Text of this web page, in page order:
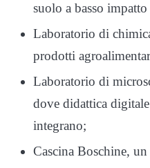
suolo a basso
Laboratorio di
prodotti
Laboratorio di
dove didattica
integrano;
Cascina Boschine,